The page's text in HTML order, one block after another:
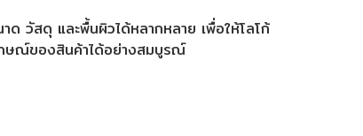
ด วัสดุ และพื้นผิวได้หลากหลาย เพื่อให้โลโก้
ษณ์ของสินค้าได้อย่างสมบูรณ์